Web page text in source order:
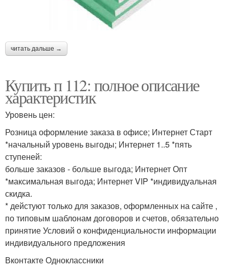
читать дальше →
Купить п 112: полное описание
характеристик
Уровень цен:
Розница оформление заказа в офисе; Интернет Старт
*начальный уровень выгоды; Интернет 1..5 *пять
ступеней:
больше заказов - больше выгода; Интернет Опт
*максимальная выгода; Интернет VIP *индивидуальная
скидка.
* дейстуют только для заказов, оформленных на сайте ,
по типовым шаблонам договоров и счетов, обяза­тель­но
принятие Условий о конфи­ден­циальности инфор­ма­ции
инди­видуаль­ного пред­ло­жения
Вконтакте Одноклассники